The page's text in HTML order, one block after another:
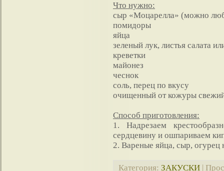
Что нужно:
сыр «Моцарелла» (можно
помидоры
яйца
зеленый лук, листья салата
креветки
майонез
чеснок
соль, перец по вкусу
очищенный от кожуры
Способ приготовления:
1. Надрезаем
сердцевину и ошпариваем
2. Вареные яйца, сыр, огурец
Категория: ЗАКУСКИ |